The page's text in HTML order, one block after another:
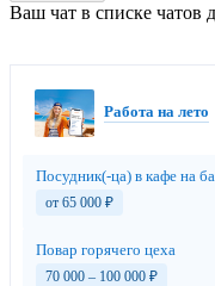
Ваш чат в списке чатов
Работа на лето
Посудник(-ца) в кафе на
от 65 000 ₽
Повар горячего цеха
70 000 – 100 000 ₽